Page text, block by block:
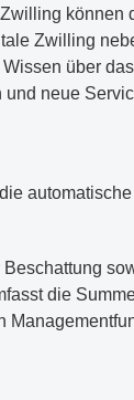
können
Zwilling
über
neue
die